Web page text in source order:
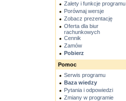
Zalety i funkcje programu
Porównaj wersje
Zobacz prezentację
Oferta dla biur
rachunkowych
Cennik
Zamów
Pobierz
Pomoc
Serwis programu
Baza wiedzy
Pytania i odpowiedzi
Zmiany w programie